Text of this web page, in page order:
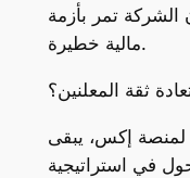
تمر بأزمة
مالية خطيرة.
ثقة المعلنين؟
لمنصة إكس، يبقى
في استراتيجية